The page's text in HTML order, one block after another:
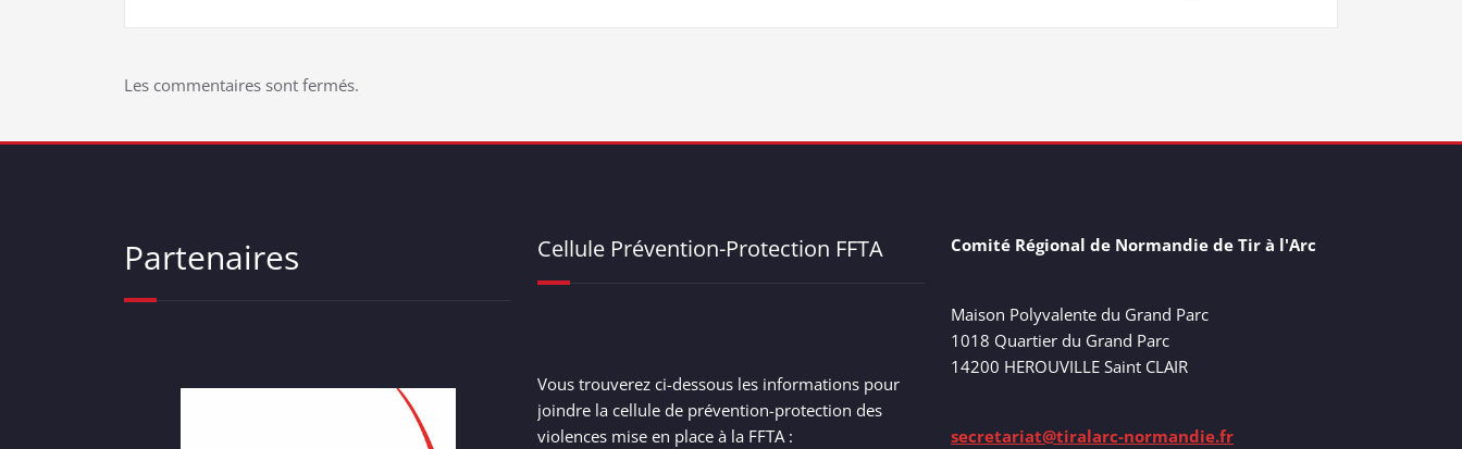
Les commentaires sont fermés.
Partenaires Cellule Prévention-Protection FFTA
Vous trouverez ci-dessous les informations pour
joindre la cellule de prévention-protection des
violences mise en place à la FFTA :
Comité Régional de Normandie de Tir à l'Arc
Maison Polyvalente du Grand Parc
1018 Quartier du Grand Parc
14200 HEROUVILLE Saint CLAIR
secretariat@tiralarc-normandie.fr